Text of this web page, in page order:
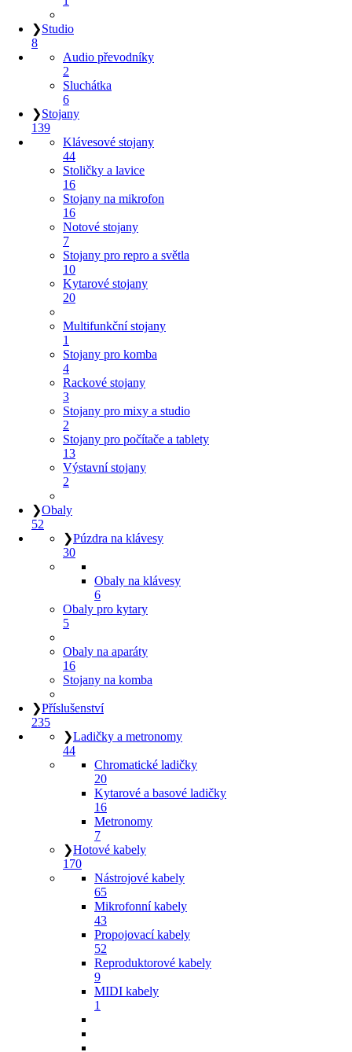
❯Studio
8
Audio převodníky
2
Sluchátka
6
❯Stojany
139
Klávesové stojany
44
Stoličky a lavice
16
Stojany na mikrofon
16
Notové stojany
7
Stojany pro repro a světla
10
Kytarové stojany
20
Multifunkční stojany
1
Stojany pro komba
4
Rackové stojany
3
Stojany pro mixy a studio
2
Stojany pro počítače a tablety
13
Výstavní stojany
2
❯Obaly
52
❯Púzdra na klávesy
30
Obaly na klávesy
6
Obaly pro kytary
5
Obaly na aparáty
16
Stojany na komba
❯Příslušenství
235
❯Ladičky a metronomy
44
Chromatické ladičky
20
Kytarové a basové ladičky
16
Metronomy
7
❯Hotové kabely
170
Nástrojové kabely
65
Mikrofonní kabely
43
Propojovací kabely
52
Reproduktorové kabely
9
MIDI kabely
1